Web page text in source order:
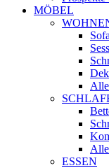
MÖBEL
ESSEN